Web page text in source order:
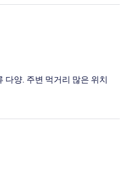
다양. 주변 먹거리 많은 위치